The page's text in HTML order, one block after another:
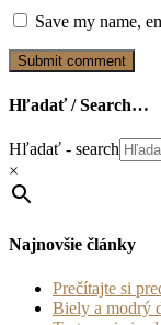
Save my name,
Hľadať / Search…
Hľadať - search
×
Najnovšie články
Prečítajte si
Biely a modrý